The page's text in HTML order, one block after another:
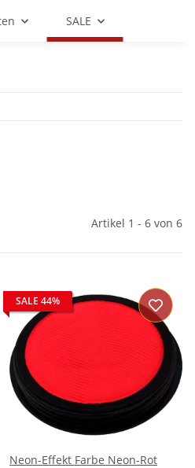
SALE
Artikel 1 - 6 von 6
SALE 44%
Neon-Effekt Farbe Neon-Rot